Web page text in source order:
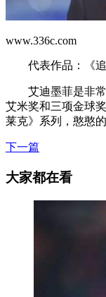
www.336c.com
代表作品：《追
艾迪墨菲是非常
艾米奖和三项金球
莱克》系列，憨憨
下一篇
大家都在看